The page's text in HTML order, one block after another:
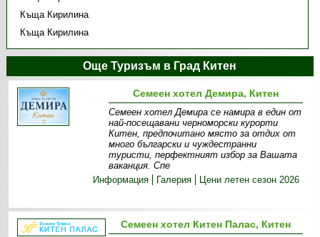
Къща Кирилина
Къща Кирилина
Още Туризъм в Град Китен
Семеен хотел Демира, Китен
Семеен хотел Демира се намира в един от
най-посещавани черноморски курорти
Китен, предпочитано място за отдих от
много български и чуждестранни
туристи, перфектният избор за Вашата
ваканция. Спе
Информация
Галерия Цени летен сезон 2026
Семеен хотел Китен Палас, Китен